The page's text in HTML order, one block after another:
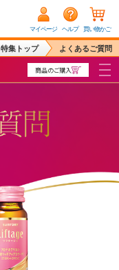
マイページ ヘルプ 買い物かご
特集トップ よくあるご質問
商品のご購入